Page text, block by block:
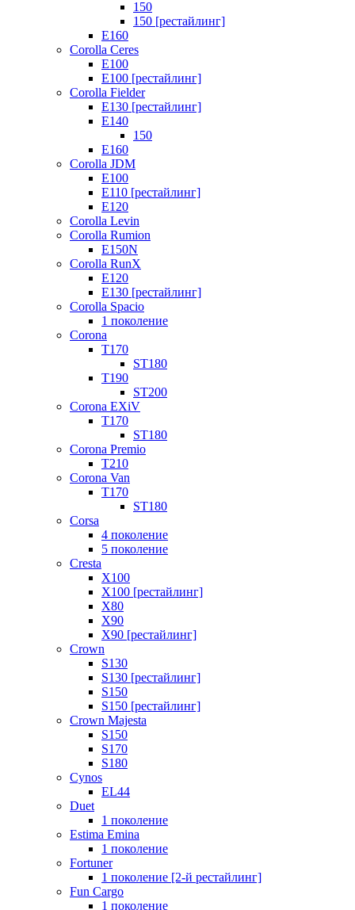
150
150 [рестайлинг]
E160
Corolla Ceres
E100
E100 [рестайлинг]
Corolla Fielder
E130 [рестайлинг]
E140
150
E160
Corolla JDM
E100
E110 [рестайлинг]
E120
Corolla Levin
Corolla Rumion
E150N
Corolla RunX
E120
E130 [рестайлинг]
Corolla Spacio
1 поколение
Corona
T170
ST180
T190
ST200
Corona EXiV
T170
ST180
Corona Premio
T210
Corona Van
T170
ST180
Corsa
4 поколение
5 поколение
Cresta
X100
X100 [рестайлинг]
X80
X90
X90 [рестайлинг]
Crown
S130
S130 [рестайлинг]
S150
S150 [рестайлинг]
Crown Majesta
S150
S170
S180
Cynos
EL44
Duet
1 поколение
Estima Emina
1 поколение
Fortuner
1 поколение [2-й рестайлинг]
Fun Cargo
1 поколение